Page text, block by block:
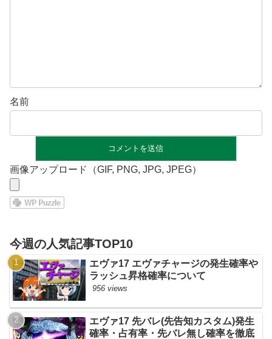
名前
画像アップロード（GIF, PNG, JPG, JPEG）
今週の人気記事TOP10
エヴァ17 エヴァチャージの発生確率や
ラッシュ昇格確率について
956 views
エヴァ17 先バレ(先告知カスタム)発生
確率・占有率・先バレ無し確率を徹底